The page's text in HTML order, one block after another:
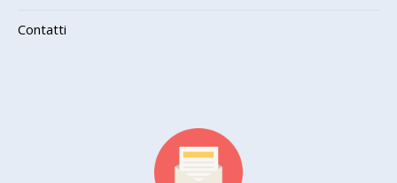
Contatti